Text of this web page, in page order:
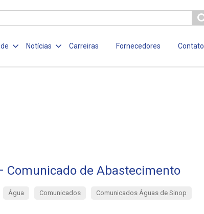
Notícias Carreiras Fornecedores Contato
Comunicado de Abastecimento
Água Comunicados Comunicados Águas de Sinop